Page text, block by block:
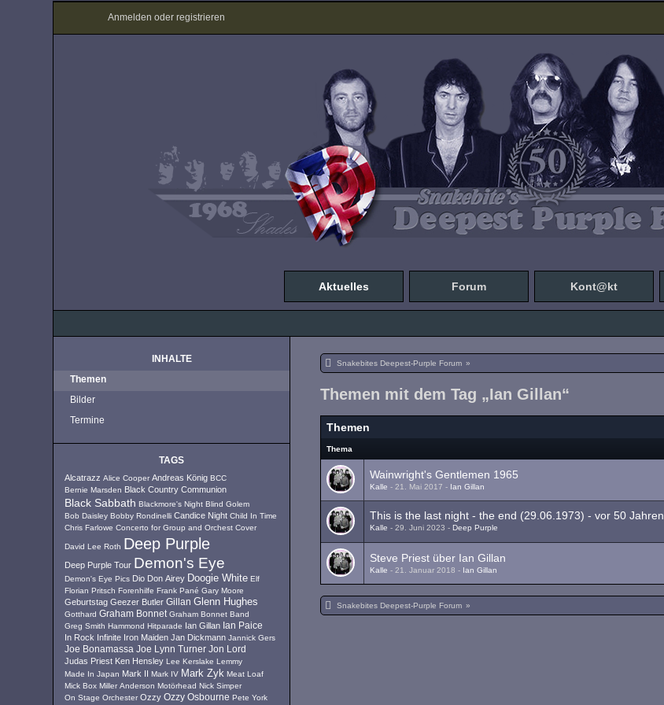
Anmelden oder registrieren
Aktuelles Forum Kont@kt
INHALTE
Themen
Bilder
Termine
TAGS
Alcatrazz Alice Cooper Andreas König BCC
Bernie Marsden Black Country Communion
Black Sabbath Blackmore's Night Blind Golem
Bob Daisley Bobby Rondinelli Candice Night Child In Time
Chris Farlowe Concerto for Group and Orchest Cover
David Lee Roth Deep Purple
Deep Purple Tour Demon's Eye
Demon's Eye Pics Dio Don Airey Doogie White Elf
Florian Pritsch Forenhilfe Frank Pané Gary Moore
Geburtstag Geezer Butler Gillan Glenn Hughes
Gotthard Graham Bonnet Graham Bonnet Band
Greg Smith Hammond Hitparade Ian Gillan Ian Paice
In Rock Infinite Iron Maiden Jan Dickmann Jannick Gers
Joe Bonamassa Joe Lynn Turner Jon Lord
Judas Priest Ken Hensley Lee Kerslake Lemmy
Made In Japan Mark II Mark IV Mark Zyk Meat Loaf
Mick Box Miller Anderson Motörhead Nick Simper
On Stage Orchester Ozzy Ozzy Osbourne Pete York
Snakebites Deepest-Purple Forum »
Themen mit dem Tag „Ian Gillan“
Themen
Thema
Wainwright's Gentlemen 1965
Kalle -21. Mai 2017 - Ian Gillan
This is the last night - the end (29.06.1973) - vor 50 Jahren
Kalle -29. Juni 2023 -Deep Purple
Steve Priest über Ian Gillan
Kalle -21. Januar 2018 - Ian Gillan
Snakebites Deepest-Purple Forum »